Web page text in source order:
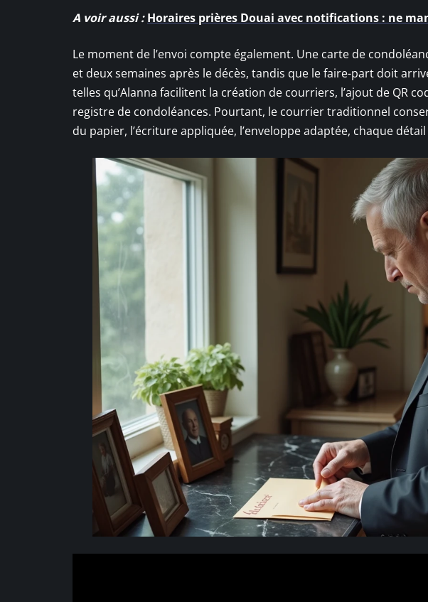
A voir aussi : Horaires prières Douai avec notifications : ne
Le moment de l’envoi compte également. Une carte de
et deux semaines après le décès, tandis que le faire-part doit
telles qu’Alanna facilitent la création de courriers, l’ajout de QR
registre de condoléances. Pourtant, le courrier traditionnel
du papier, l’écriture appliquée, l’enveloppe adaptée, chaque